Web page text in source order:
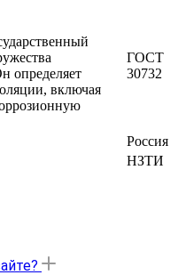
определяет
включая
ГОСТ
30732
Россия
НЗТИ